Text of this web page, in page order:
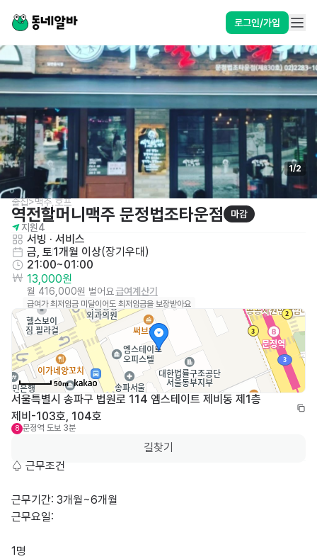
로그인/가입
1/2
술집>맥주,호프
역전할머니맥주 문정법조타운점
마감
지원4
서빙 · 서비스
금, 토1개월 이상(장기우대 )
21:00~01:00
13,000원
월 416,000원 벌어요급여계산기
급여가 최저임금 미달이어도 최저임금을 보장받아요
50m
서울특별시 송파구 법원로 114 엠스테이트 제비동 제1층
제비-103호, 104호
8 문정역 도보 3분
길찾기
♤ 근무조건
근무기간: 3개월~6개월
근무요일:
1명